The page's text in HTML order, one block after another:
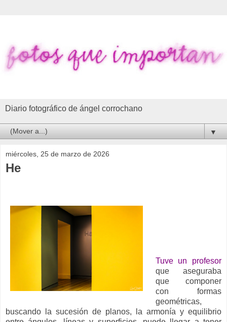
Diario fotográfico de ángel corrochano
▼
miércoles, 25 de marzo de 2026
He
Tuve un profesor
que aseguraba
que componer
con formas
geométricas,
buscando la sucesión de planos, la armonía y equilibrio